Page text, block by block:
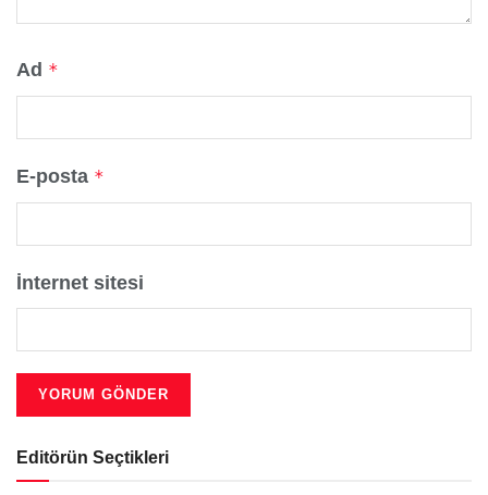
Ad *
E-posta *
İnternet sitesi
Editörün Seçtikleri